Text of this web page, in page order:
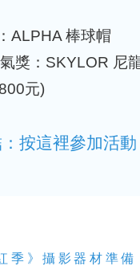
ALPHA 棒球帽
獎：SKYLOR 尼
元)
按這裡參加活動
季》攝影器材準